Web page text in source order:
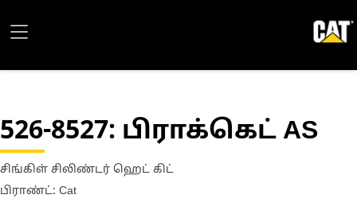
526-8527: பிராக்கெட் AS
சிங்கிள் சிலிண்டர் ஹெட் கிட்
பிராண்ட்: Cat